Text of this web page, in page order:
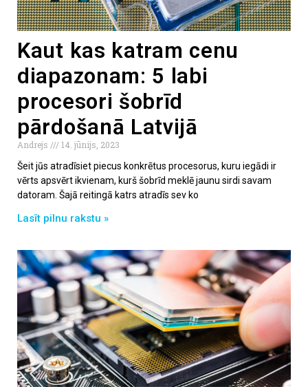
Kaut kas katram cenu
diapazonam: 5 labi
procesori šobrīd
pārdošanā Latvijā
Andrejs
14. jūnijs, 2023
Šeit jūs atradīsiet piecus konkrētus procesorus, kuru iegādi ir
vērts apsvērt ikvienam, kurš šobrīd meklē jaunu sirdi savam
datoram. Šajā reitingā katrs atradīs sev ko
Lasīt pilnu rakstu »